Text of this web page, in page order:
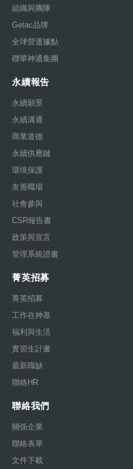
組織與團隊
Getac品牌
全球營運據點
聯華神通集團
永續報告
永續願景
永續溝通
商業道德
永續供應鏈
環境保護
友善職場
社會參與
CSR報告書
政策與宣言
管理系統證書
菁英招募
菁英招募
工作在神基
福利與生活
實習生計畫
最新職缺
聯絡HR
聯絡我們
關係企業
聯絡表單
文件下載